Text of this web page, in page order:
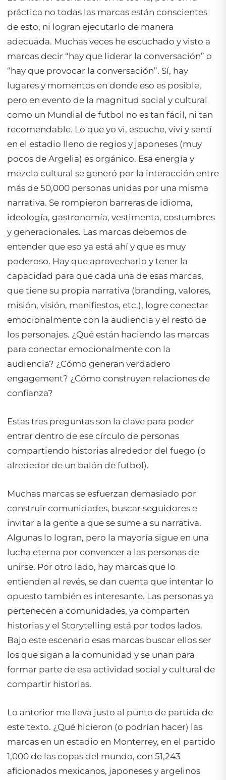
práctica no todas las marcas están conscientes
de esto, ni logran ejecutarlo de manera
adecuada. Muchas veces he escuchado y visto a
marcas decir “hay que liderar la conversación” o
“hay que provocar la conversación”. Sí, hay
lugares y momentos en donde eso es posible,
pero en evento de la magnitud social y cultural
como un Mundial de futbol no es tan fácil, ni tan
recomendable. Lo que yo vi, escuche, viví y sentí
en el estadio lleno de regios y japoneses (muy
pocos de Argelia) es orgánico. Esa energía y
mezcla cultural se generó por la interacción entre
más de 50,000 personas unidas por una misma
narrativa. Se rompieron barreras de idioma,
ideología, gastronomía, vestimenta, costumbres
y generacionales. Las marcas debemos de
entender que eso ya está ahí y que es muy
poderoso. Hay que aprovecharlo y tener la
capacidad para que cada una de esas marcas,
que tiene su propia narrativa (branding, valores,
misión, visión, manifiestos, etc.), logre conectar
emocionalmente con la audiencia y el resto de
los personajes. ¿Qué están haciendo las marcas
para conectar emocionalmente con la
audiencia? ¿Cómo generan verdadero
engagement? ¿Cómo construyen relaciones de
confianza?
Estas tres preguntas son la clave para poder
entrar dentro de ese círculo de personas
compartiendo historias alrededor del fuego (o
alrededor de un balón de futbol).
Muchas marcas se esfuerzan demasiado por
construir comunidades, buscar seguidores e
invitar a la gente a que se sume a su narrativa.
Algunas lo logran, pero la mayoría sigue en una
lucha eterna por convencer a las personas de
unirse. Por otro lado, hay marcas que lo
entienden al revés, se dan cuenta que intentar lo
opuesto también es interesante. Las personas ya
pertenecen a comunidades, ya comparten
historias y el Storytelling está por todos lados.
Bajo este escenario esas marcas buscar ellos ser
los que sigan a la comunidad y se unan para
formar parte de esa actividad social y cultural de
compartir historias.
Lo anterior me lleva justo al punto de partida de
este texto. ¿Qué hicieron (o podrían hacer) las
marcas en un estadio en Monterrey, en el partido
1,000 de las copas del mundo, con 51,243
aficionados mexicanos, japoneses y argelinos